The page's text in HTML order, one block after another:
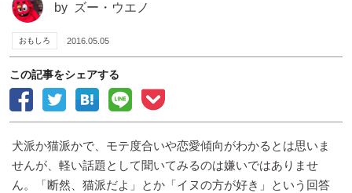
by ズー・ウエノ
おもしろ 2016.05.05
この記事をシェアする
犬派か猫派かで、モテ度合いや恋愛傾向がわかるとは思いま
せんが、軽い話題として聞いてみるのは嫌いではありませ
ん。「断然、猫派だよ」とか「イヌの方が好き」という回答